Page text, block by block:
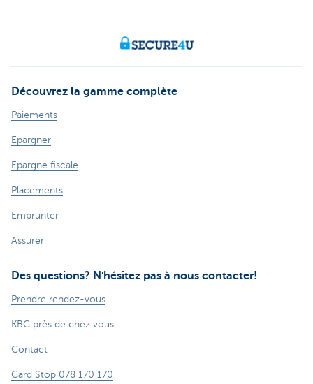
Découvrez la gamme complète
Paiements
Epargner
Epargne fiscale
Placements
Emprunter
Assurer
Des questions? N'hésitez pas à nous contacter!
Prendre rendez-vous
KBC près de chez vous
Contact
Card Stop 078 170 170